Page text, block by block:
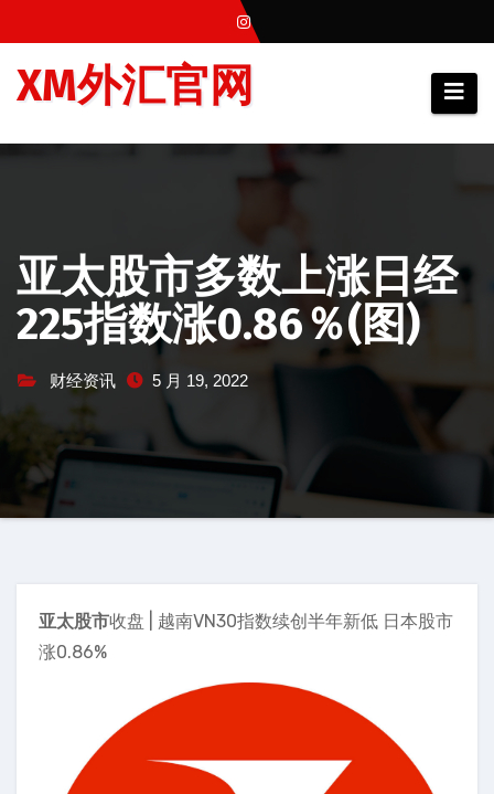
至
XM外汇官网
亚太股市多数上涨日经
225指数涨0.86％(图)
财经资讯 5 月 19, 2022
亚太股市收盘 | 越南VN30指数续创半年新低 日本股市
涨0.86%